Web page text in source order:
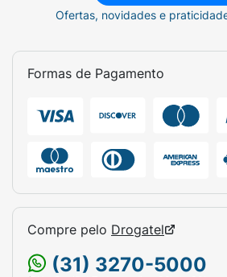
Ofertas, novidades e
Formas de Pagamento
Compre pelo Drogatel
(31) 3270-5000